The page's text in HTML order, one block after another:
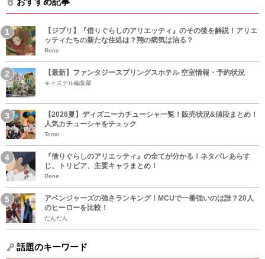
【ジブリ】『借りぐらしのアリエッティ』のその後を解説！アリエ
ッティたちの新たな住処は？翔の病気は治る？
Rene
【最新】ファンタジースプリングスホテル 空室情報・予約状況
キャステル編集部
【2026夏】ディズニーカチューシャ一覧！販売状況&値段まとめ！
人気カチューシャをチェック
Tomo
『借りぐらしのアリエッティ』の全てが分かる！ネタバレあらす
じ、トリビア、主要キャラまとめ！
Rene
アベンジャーズの強さランキング！MCUで一番強いのは誰？20人
のヒーローを比較！
だんだん
話題のキーワード